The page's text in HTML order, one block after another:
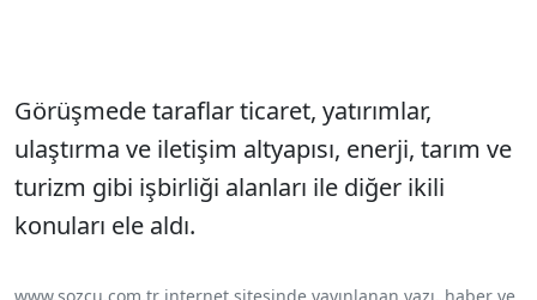
Görüşmede taraflar ticaret, yatırımlar,
ulaştırma ve iletişim altyapısı, enerji, tarım ve
turizm gibi işbirliği alanları ile diğer ikili
konuları ele aldı.